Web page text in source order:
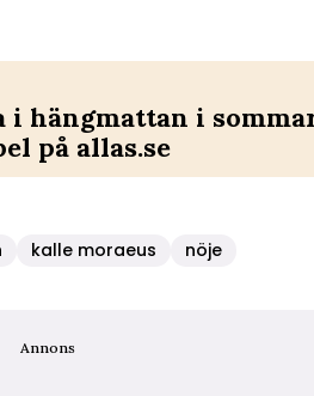
i hängmattan i
på allas.se
kalle moraeus nöje
Annons